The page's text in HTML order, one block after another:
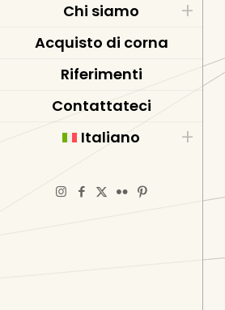
Chi siamo
Acquisto di corna
Riferimenti
Contattateci
Italiano